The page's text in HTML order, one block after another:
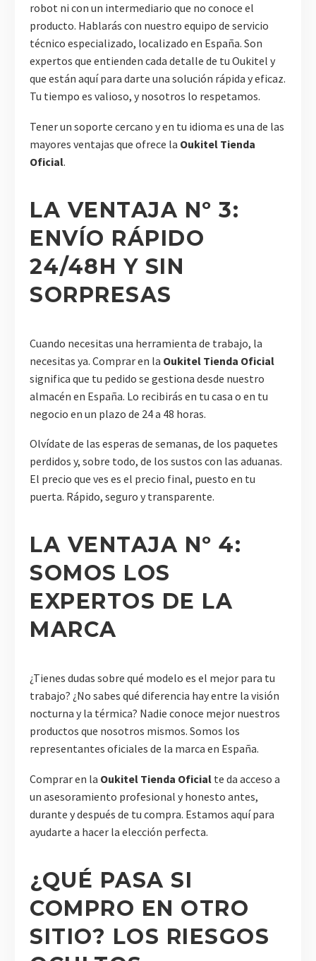
robot ni con un intermediario que no conoce el
producto. Hablarás con nuestro equipo de servicio
técnico especializado, localizado en España. Son
expertos que entienden cada detalle de tu Oukitel y
que están aquí para darte una solución rápida y eficaz.
Tu tiempo es valioso, y nosotros lo respetamos.
Tener un soporte cercano y en tu idioma es una de las
mayores ventajas que ofrece la Oukitel Tienda
Oficial.
LA VENTAJA Nº 3:
ENVÍO RÁPIDO
24/48H Y SIN
SORPRESAS
Cuando necesitas una herramienta de trabajo, la
necesitas ya. Comprar en la Oukitel Tienda Oficial
significa que tu pedido se gestiona desde nuestro
almacén en España. Lo recibirás en tu casa o en tu
negocio en un plazo de 24 a 48 horas.
Olvídate de las esperas de semanas, de los paquetes
perdidos y, sobre todo, de los sustos con las aduanas.
El precio que ves es el precio final, puesto en tu
puerta. Rápido, seguro y transparente.
LA VENTAJA Nº 4:
SOMOS LOS
EXPERTOS DE LA
MARCA
¿Tienes dudas sobre qué modelo es el mejor para tu
trabajo? ¿No sabes qué diferencia hay entre la visión
nocturna y la térmica? Nadie conoce mejor nuestros
productos que nosotros mismos. Somos los
representantes oficiales de la marca en España.
Comprar en la Oukitel Tienda Oficial te da acceso a
un asesoramiento profesional y honesto antes,
durante y después de tu compra. Estamos aquí para
ayudarte a hacer la elección perfecta.
¿QUÉ PASA SI
COMPRO EN OTRO
SITIO? LOS RIESGOS